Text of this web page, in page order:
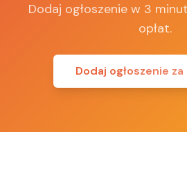
Dodaj ogłoszenie w 3
opłat.
Dodaj ogłoszenie